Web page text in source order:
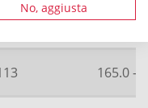
No, aggiusta
145.0 -
165.0 -